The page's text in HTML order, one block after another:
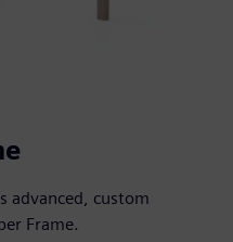
advanced, custom
Frame.